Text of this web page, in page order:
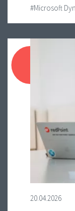
#Microsoft
20.04.2026